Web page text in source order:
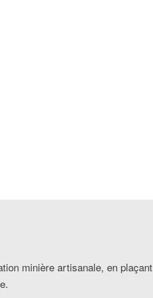
minière artisanale, en plaçant